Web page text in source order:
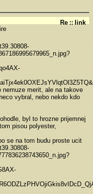
Re :: link
merit, ale na takove
vybral, nebo nekdo kdo
byl to hrozne prijemnej
pisou polyester,
se na tom budu proste ucit